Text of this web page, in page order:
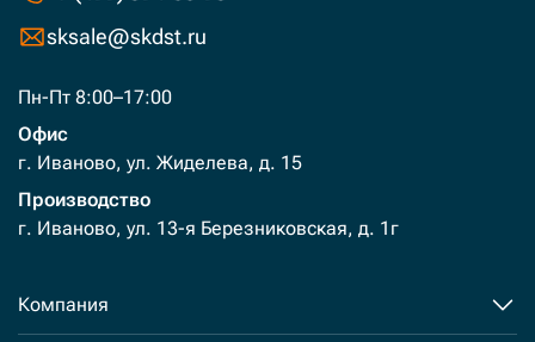
sksale@skdst.ru
Пн-Пт 8:00–17:00
Офис
г. Иваново, ул. Жиделева, д. 15
Производство
г. Иваново, ул. 13-я Березниковская, д. 1г
Компания